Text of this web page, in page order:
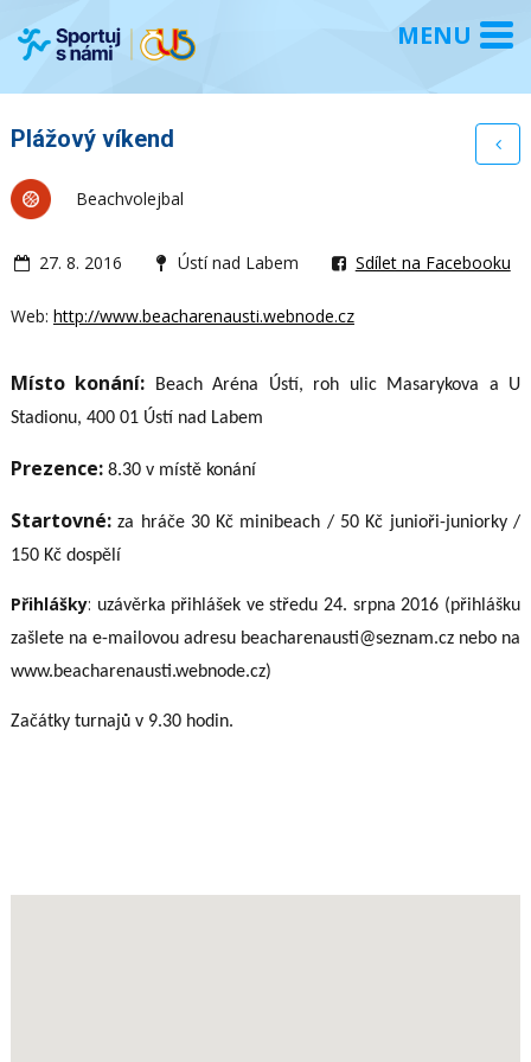
Plážový víkend
Beachvolejbal
27. 8. 2016 Ústí nad Labem Sdílet na Facebooku
Web: http://www.beacharenausti.webnode.cz
Místo konání:
Beach Aréna Ústí, roh ulic Masarykova a U
Stadionu, 400 01 Ústí nad Labem
Prezence: 8.30 v místě konání
Startovné:za hráče 30 Kč minibeach / 50 Kč junioři-juniorky /
150 Kč dospělí
Přihlášky: uzávěrka přihlášek ve středu 24. srpna 2016 (přihlášku
zašlete na e-mailovou adresu beacharenausti@seznam.cz nebo na
www.beacharenausti.webnode.cz)
Začátky turnajů v 9.30 hodin.